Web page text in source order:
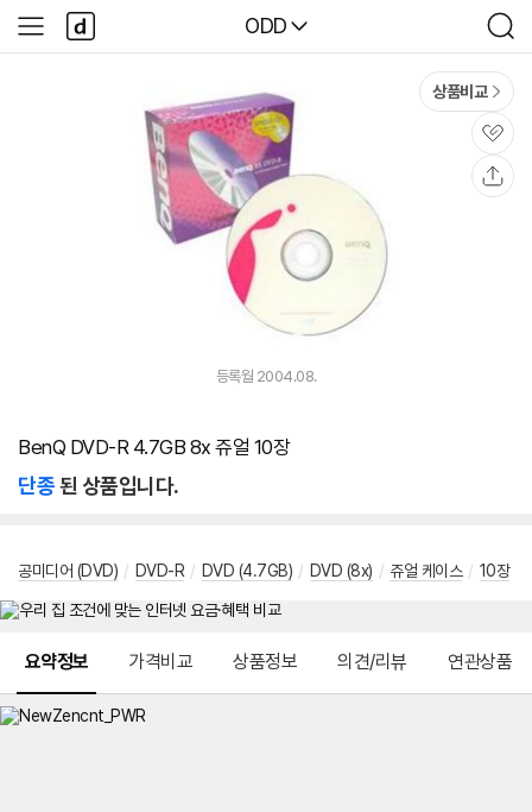
다나와
ODD
검
색
사
이
다
나
와
상품비교
관
심
등록월 2004.08.
BenQ DVD-R 4.7GB 8x 쥬얼 10장
단종된 상품입니다.
공미디어 (DVD) / DVD-R / DVD (4.7GB) / DVD (8x) / 쥬얼 케이스 / 10장
요약정보 가격비교 상품정보 의견/리뷰 연관상품